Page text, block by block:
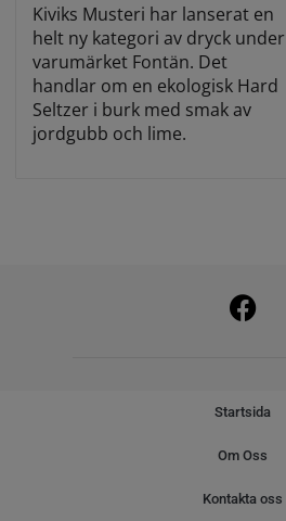
Kiviks Musteri har lanserat en
helt ny kategori av dryck under
varumärket Fontän. Det
handlar om en ekologisk Hard
Seltzer i burk med smak av
jordgubb och lime.
Startsida
Om Oss
Kontakta oss